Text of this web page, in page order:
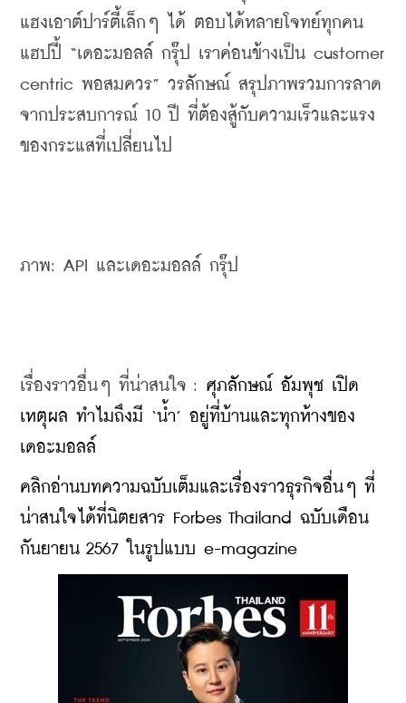
แฮงเอาต์ปาร์ตี้เล็กๆ ได้ ตอบได้หลายโจทย์ทุกคน
แฮปปี้ “เดอะมอลล์ กรุ๊ป เราค่อนข้างเป็น customer
centric พอสมควร” วรลักษณ์ สรุปภาพรวมการลาด
จากประสบการณ์ 10 ปี ที่ต้องสู้กับความเร็วและแรง
ของกระแสที่เปลี่ยนไป
ภาพ: API และเดอะมอลล์ กรุ๊ป
เรื่องราวอื่นๆ ที่น่าสนใจ : ศุภลักษณ์ อัมพุช เปิด
เหตุผล ทำไมถึงมี ‘น้ำ’ อยู่ที่บ้านและทุกห้างของ
เดอะมอลล์
คลิกอ่านบทความฉบับเต็มและเรื่องราวธุรกิจอื่นๆ ที่
น่าสนใจได้ที่นิตยสาร Forbes Thailand ฉบับเดือน
กันยายน 2567 ในรูปแบบ e-magazine